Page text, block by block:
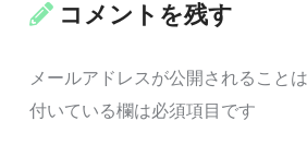
コメントを残す
メールアドレスが公開されること
付いている欄は必須項目です